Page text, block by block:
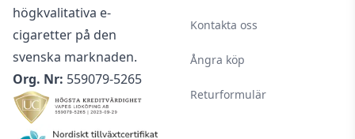
högkvalitativa e-
cigaretter på den
svenska marknaden.
Org. Nr: 559079-5265
Kontakta oss
Ångra köp
Returformulär